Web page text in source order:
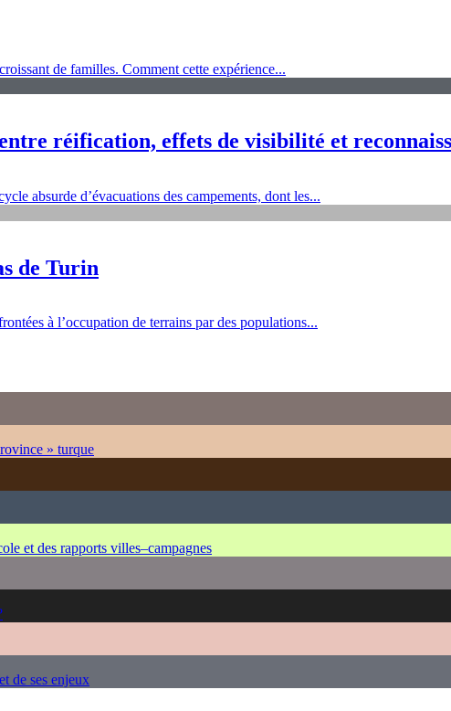
de familles. Comment cette expérience...
réification, effets de visibilité et
absurde d’évacuations des campements, dont les...
de Turin
à l’occupation de terrains par des populations...
» turque
et des rapports villes–campagnes
de ses enjeux